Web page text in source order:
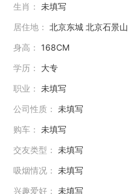
生肖： 未填写
居住地： 北京东城 北京石景山
身高：
168CM
学历：
大专
职业： 未填写
公司性质： 未填写
购车： 未填写
交友类型： 未填写
吸烟情况： 未填写
兴趣爱好： 未填写